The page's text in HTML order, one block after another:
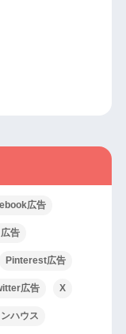
広告
告
Pinterest広告
広告 X
ハウス